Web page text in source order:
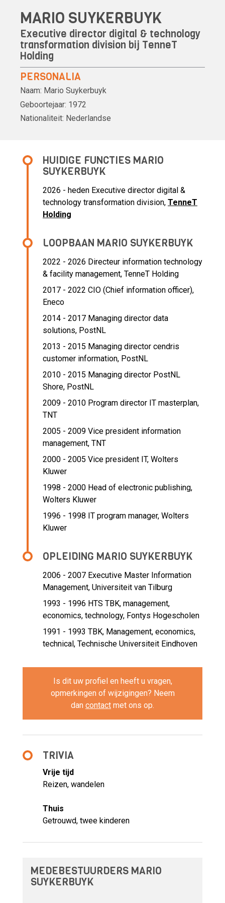
MARIO SUYKERBUYK
Executive director digital & technology
transformation division bij TenneT
Holding
PERSONALIA
Naam: Mario Suykerbuyk
Geboortejaar: 1972
Nationaliteit: Nederlandse
HUIDIGE FUNCTIES MARIO
SUYKERBUYK
2026 - heden Executive director digital &
technology transformation division, TenneT
Holding
LOOPBAAN MARIO SUYKERBUYK
2022 - 2026 Directeur information technology
& facility management, TenneT Holding
2017 - 2022 CIO (Chief information officer),
Eneco
2014 - 2017 Managing director data
solutions, PostNL
2013 - 2015 Managing director cendris
customer information, PostNL
2010 - 2015 Managing director PostNL
Shore, PostNL
2009 - 2010 Program director IT masterplan,
TNT
2005 - 2009 Vice president information
management, TNT
2000 - 2005 Vice president IT, Wolters
Kluwer
1998 - 2000 Head of electronic publishing,
Wolters Kluwer
1996 - 1998 IT program manager, Wolters
Kluwer
OPLEIDING MARIO SUYKERBUYK
2006 - 2007 Executive Master Information
Management, Universiteit van Tilburg
1993 - 1996 HTS TBK, management,
economics, technology, Fontys Hogescholen
1991 - 1993 TBK, Management, economics,
technical, Technische Universiteit Eindhoven
Is dit uw profiel en heeft u vragen,
opmerkingen of wijzigingen? Neem
dan contact met ons op.
TRIVIA
Vrije tijd
Reizen, wandelen
Thuis
Getrouwd, twee kinderen
MEDEBESTUURDERS MARIO
SUYKERBUYK